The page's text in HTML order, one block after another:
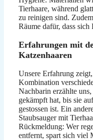
Tierhaare, während
zu reinigen sind.
Räume dafür, dass
Erfahrungen mit
Katzenhaaren
Unsere Erfahrung
Kombination
Nachbarin erzählte
gekämpft hat, bis sie
gestossen ist. Ein
Staubsauger mit
Rückmeldung: Wer
entfernt, spart sich viel